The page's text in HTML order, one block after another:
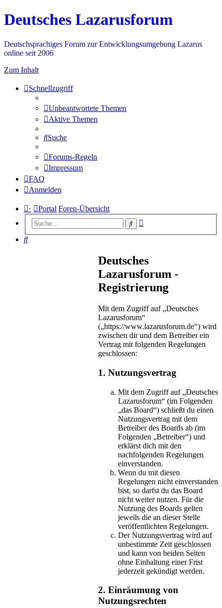
Deutsches Lazarusforum
Deutschsprachiges Forum zur Entwicklungsumgebung Lazarus
online seit 2006
Zum Inhalt
Schnellzugriff
Unbeantwortete Themen
Aktive Themen
Suche
Forums-Regeln
Impressum
FAQ
Anmelden
· Portal Foren-Übersicht
Suche
Suche
Deutsches
Lazarusforum -
Registrierung
Mit dem Zugriff auf „Deutsches
Lazarusforum“
(„https://www.lazarusforum.de“) wird
zwischen dir und dem Betreiber ein
Vertrag mit folgenden Regelungen
geschlossen:
1. Nutzungsvertrag
Mit dem Zugriff auf „Deutsches
Lazarusforum“ (im Folgenden
„das Board“) schließt du einen
Nutzungsvertrag mit dem
Betreiber des Boards ab (im
Folgenden „Betreiber“) und
erklärst dich mit den
nachfolgenden Regelungen
einverstanden.
Wenn du mit diesen
Regelungen nicht einverstanden
bist, so darfst du das Board
nicht weiter nutzen. Für die
Nutzung des Boards gelten
jeweils die an dieser Stelle
veröffentlichten Regelungen.
Der Nutzungsvertrag wird auf
unbestimmte Zeit geschlossen
und kann von beiden Seiten
ohne Einhaltung einer Frist
jederzeit gekündigt werden.
2. Einräumung von
Nutzungsrechten